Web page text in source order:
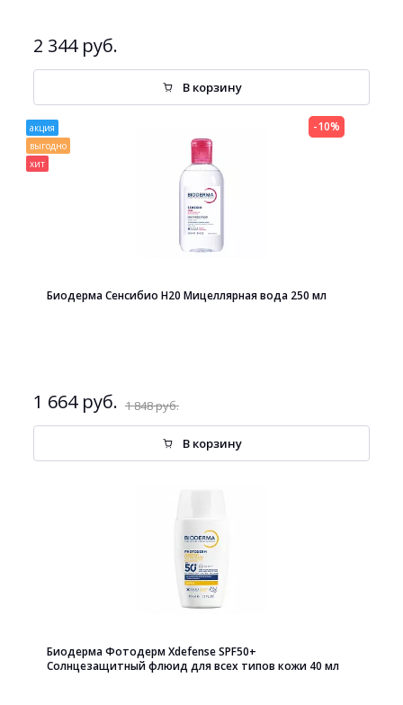
2 344 руб.
В корзину
акция
выгодно
хит
Биодерма Сенсибио H20 Мицеллярная вода 250 мл
1 664 руб. 1 848 руб.
-10%
В корзину
Биодерма Фотодерм Xdefense SPF50+
Солнцезащитный флюид для всех типов кожи 40 мл